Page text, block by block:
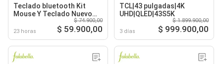
Teclado bluetooth Kit
Mouse Y Teclado Nuevo
23 horas
$ 74.900,00
$ 59.900,00
TCL|43 pulgadas|4K
UHD|QLED|43S5K
3 días
$ 1.899.900,00
$ 999.900,00